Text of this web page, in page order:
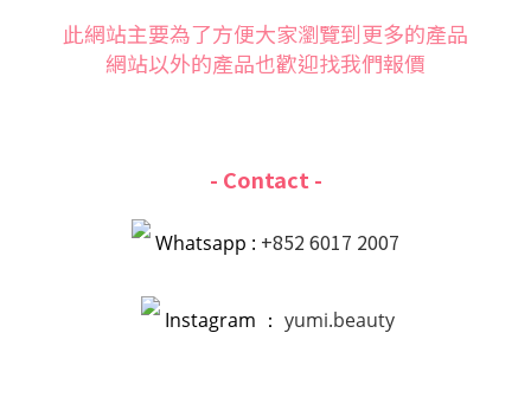
此網站主要為了方便大家瀏覽到更多的產品
網站以外的產品也歡迎找我們報價
- Contact -
Whatsapp : +852 6017 2007
Instagram ： yumi.beauty